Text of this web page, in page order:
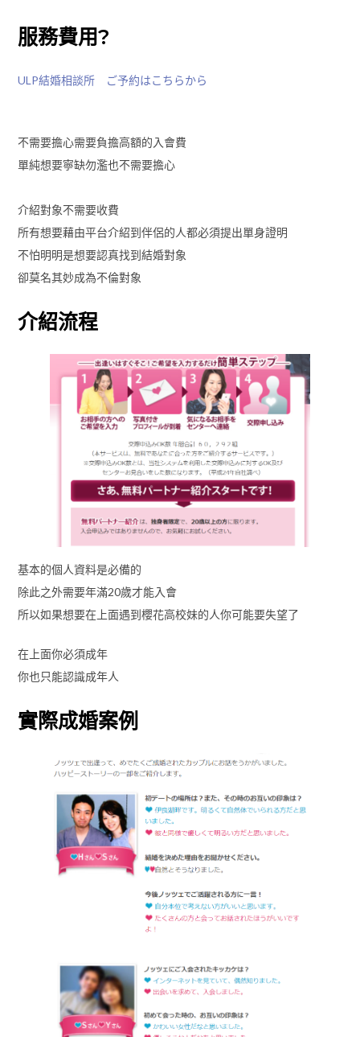
服務費用?
ULP結婚相談所 ご予約はこちらから
不需要擔心需要負擔高額的入會費
單純想要寧缺勿濫也不需要擔心
介紹對象不需要收費
所有想要藉由平台介紹到伴侶的人都必須提出單身證明
不怕明明是想要認真找到結婚對象
卻莫名其妙成為不倫對象
介紹流程
基本的個人資料是必備的
除此之外需要年滿20歲才能入會
所以如果想要在上面遇到櫻花高校妹的人你可能要失望了
在上面你必須成年
你也只能認識成年人
實際成婚案例